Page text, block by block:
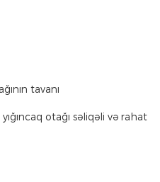
tavanı
otağı səliqəli və rahat